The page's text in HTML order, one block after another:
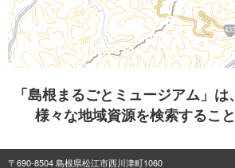
「島根まるごとミュージアム」
様々な地域資源を検索するこ
〒690-8504 島根県松江市西川津町1060